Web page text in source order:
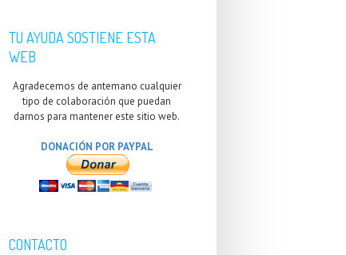
TU AYUDA SOSTIENE ESTA
WEB
Agradecemos de antemano cualquier
tipo de colaboración que puedan
darnos para mantener este sitio web.
DONACIÓN POR PAYPAL
CONTACTO